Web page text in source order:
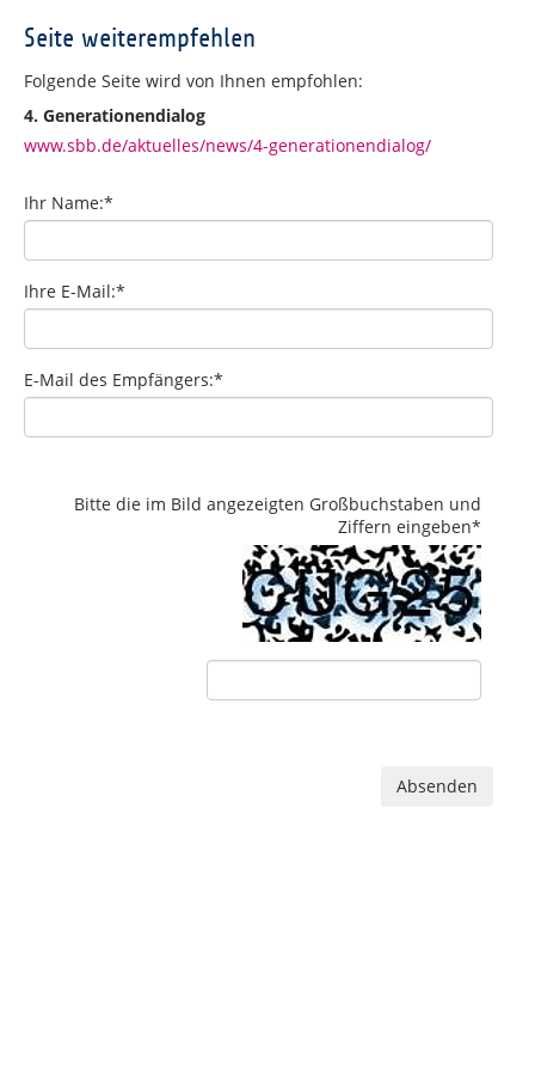
Seite weiterempfehlen
Folgende Seite wird von Ihnen empfohlen:
4. Generationendialog
www.sbb.de/aktuelles/news/4-generationendialog/
Ihr Name:*
Ihre E-Mail:*
E-Mail des Empfängers:*
Bitte die im Bild angezeigten Großbuchstaben und
Ziffern eingeben*
Absenden